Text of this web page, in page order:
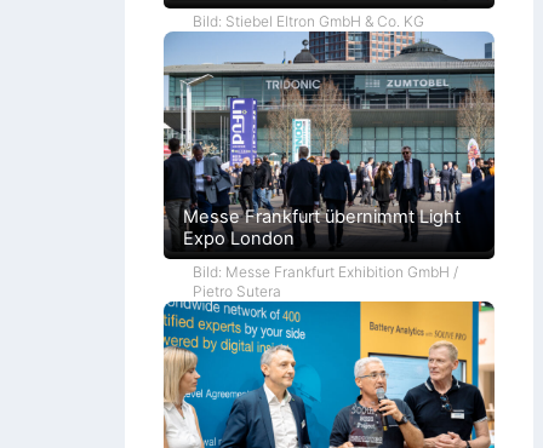
Bild: Stiebel Eltron GmbH & Co. KG
Messe Frankfurt übernimmt Light
Expo London
Bild: Messe Frankfurt Exhibition GmbH /
Pietro Sutera